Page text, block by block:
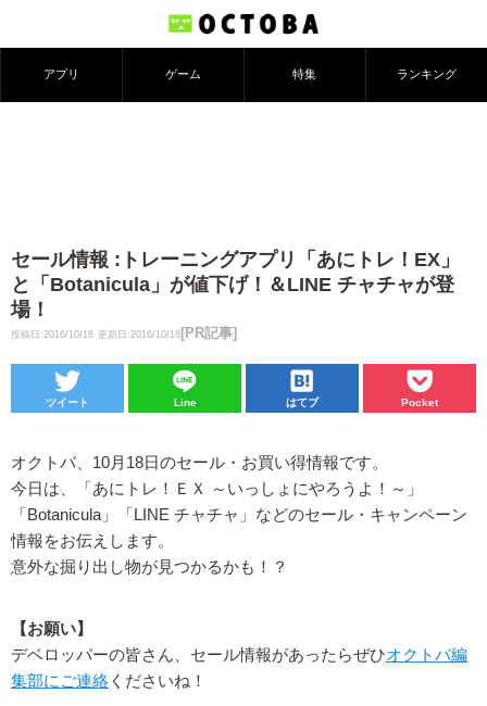
アプリ ゲーム 特集 ランキング
セール情報 :トレーニングアプリ「あにトレ！EX」
と「Botanicula」が値下げ！＆LINE チャチャが登
場！
投稿日:2016/10/18 更新日:2016/10/18 [PR記事]
ツイート Line はてブ Pocket
オクトバ、10月18日のセール・お買い得情報です。
今日は、「あにトレ！ＥＸ ～いっしょにやろうよ！～」
「Botanicula」「LINE チャチャ」などのセール・キャンペーン
情報をお伝えします。
意外な掘り出し物が見つかるかも！？
【お願い】
デベロッパーの皆さん、セール情報があったらぜひオクトバ編
集部にご連絡 くださいね！